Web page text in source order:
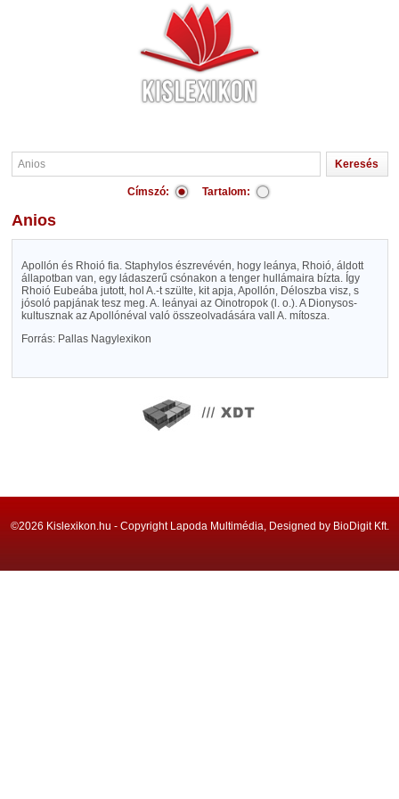
Címszó: Tartalom:
Anios
Apollón és Rhoió fia. Staphylos észrevévén, hogy leánya, Rhoió, áldott
állapotban van, egy ládaszerű csónakon a tenger hullámaira bízta. Így
Rhoió Eubeába jutott, hol A.-t szülte, kit apja, Apollón, Déloszba visz, s
jósoló papjának tesz meg. A. leányai az Oinotropok (l. o.). A Dionysos-
kultusznak az Apollónéval való összeolvadására vall A. mítosza.
Forrás: Pallas Nagylexikon
©2026 Kislexikon.hu - Copyright Lapoda Multimédia, Designed by BioDigit Kft.